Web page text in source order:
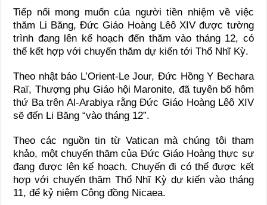
Tiếp nối mong muốn của người tiền nhiệm về việc
thăm Li Băng, Đức Giáo Hoàng Lêô XIV được tường
trình đang lên kế hoạch đến thăm vào tháng 12, có
thể kết hợp với chuyến thăm dự kiến tới Thổ Nhĩ Kỳ.
Theo nhật báo L’Orient-Le Jour, Đức Hồng Y Bechara
Raï, Thượng phụ Giáo hội Maronite, đã tuyên bố hôm
thứ Ba trên Al-Arabiya rằng Đức Giáo Hoàng Lêô XIV
sẽ đến Li Băng “vào tháng 12”.
Theo các nguồn tin từ Vatican mà chúng tôi tham
khảo, một chuyến thăm của Đức Giáo Hoàng thực sự
đang được lên kế hoạch. Chuyến đi có thể được kết
hợp với chuyến thăm Thổ Nhĩ Kỳ dự kiến vào tháng
11, để kỷ niệm Công đồng Nicaea.